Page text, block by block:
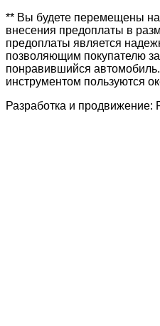
** Вы будете перемещены на
внесения предоплаты в
предоплаты является
позволяющим покупателю
понравившийся
инструментом пользуются
Разработка и продвижение: